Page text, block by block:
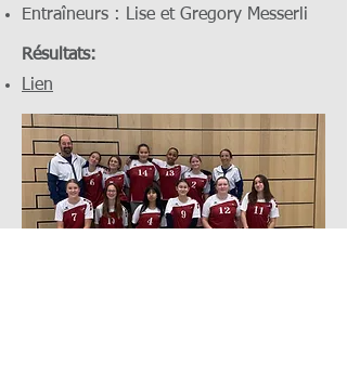
Entraîneurs : Lise et Gregory Messerli
Résultats:
Lien​